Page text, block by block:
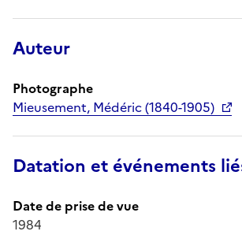
Auteur
Photographe
Mieusement, Médéric (1840-1905)
Datation et événements
Date de prise de vue
1984